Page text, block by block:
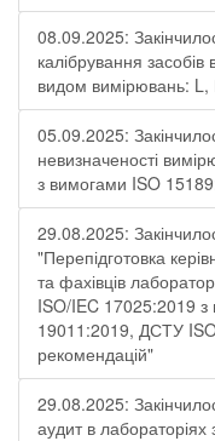
08.09.2025:
калібрування
видом вимірювань:
05.09.2025:
невизначеності
з вимогами ISO
29.08.2025:
"Перепідготовка
та фахівців
ISO/IEC 17025:2019
19011:2019, ДСТУ
рекомендацій"
29.08.2025:
аудит в